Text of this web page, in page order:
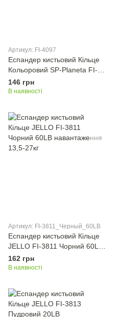
Артикул: FI-4097
Еспандер кистьовий Кільце
Кольоровий SP-Planeta FI-
4097 навантаження 20кг
кольори в асортименті
146 грн
В наявності
Артикул: FI-3811_Черный_60LB
Еспандер кистьовий Кільце
JELLO FI-3811 Чорний 60LB
навантаження 13,5-27кг
162 грн
В наявності